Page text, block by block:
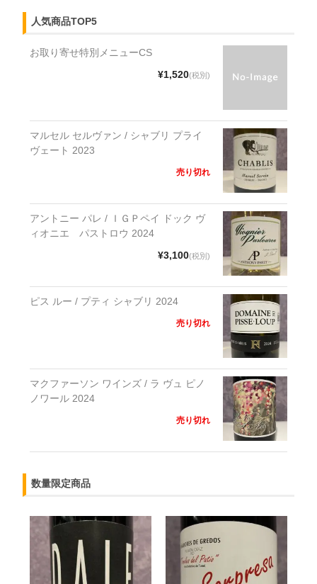
人気商品TOP5
お取り寄せ特別メニューCS
¥1,520(税別)
マルセル セルヴァン / シャブリ プライ
ヴェート 2023
売り切れ
アントニー パレ / ＩＧＰペイ ドック ヴ
ィオニエ パストロウ 2024
¥3,100(税別)
ピス ルー / プティ シャブリ 2024
売り切れ
マクファーソン ワインズ / ラ ヴュ ピノ
ノワール 2024
売り切れ
数量限定商品